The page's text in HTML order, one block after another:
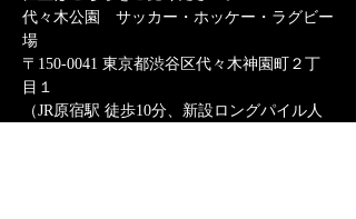
代々木公園　サッカー・ホッケー・ラグビー
場
〒150-0041 東京都渋谷区代々木神園町２丁
目１
（JR原宿駅 徒歩10分、新設ロングパイル人